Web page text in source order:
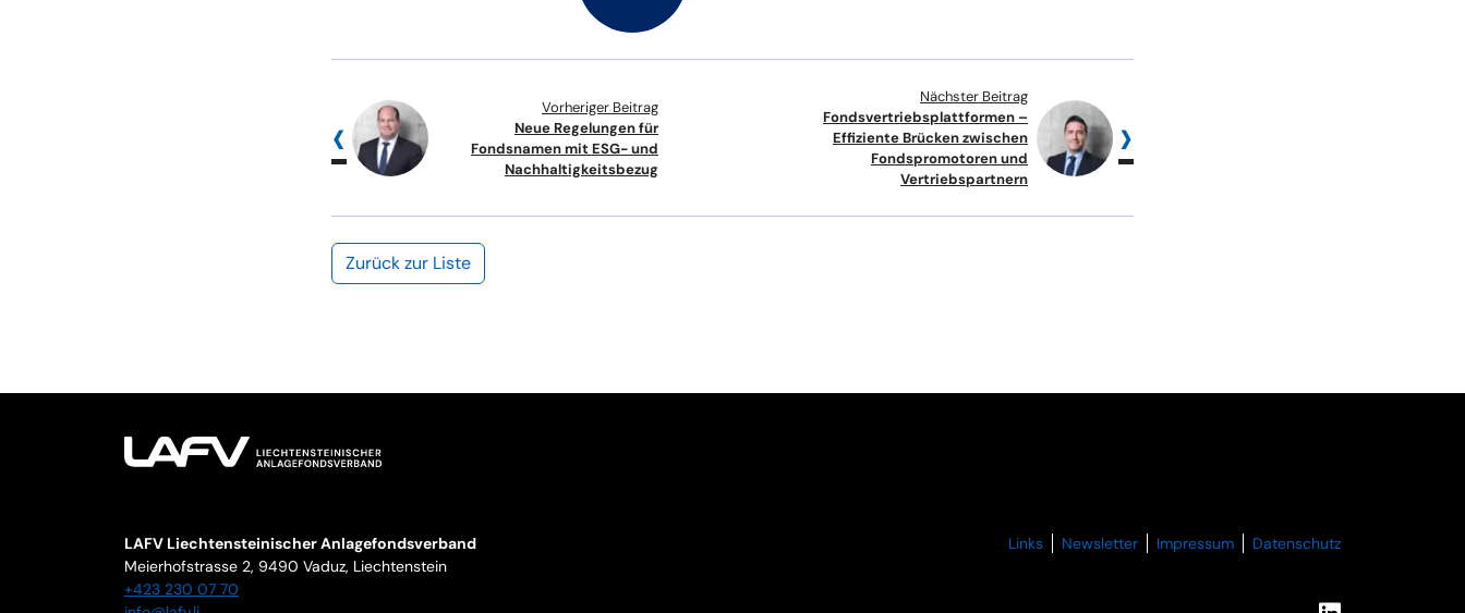
Vorheriger Beitrag
Neue Regelungen für
Fondsnamen mit ESG- und
Nachhaltigkeitsbezug
Nächster Beitrag
Fondsvertriebsplattformen –
Effiziente Brücken zwischen
Fondspromotoren und
Vertriebspartnern
Zurück zur Liste
LAFV Liechtensteinischer Anlagefondsverband
Meierhofstrasse 2, 9490 Vaduz, Liechtenstein
+423 230 07 70
Links Newsletter Impressum Datenschutz